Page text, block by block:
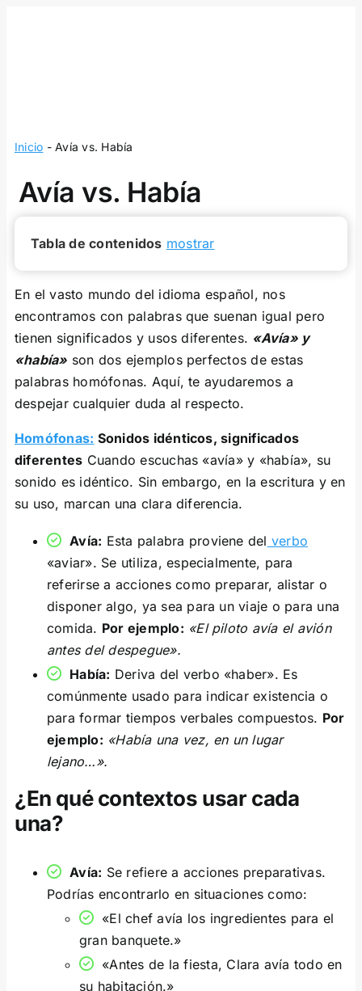
Inicio -Avía vs. Había
Avía vs. Había
Tabla de contenidos mostrar
En el vasto mundo del idioma español, nos
encontramos con palabras que suenan igual pero
tienen significados y usos diferentes. «Avía» y
«había» son dos ejemplos perfectos de estas
palabras homófonas. Aquí, te ayudaremos a
despejar cualquier duda al respecto.
Homófonas: Sonidos idénticos, significados
diferentes Cuando escuchas «avía» y «había», su
sonido es idéntico. Sin embargo, en la escritura y en
su uso, marcan una clara diferencia.
Avía: Esta palabra proviene del verbo
«aviar». Se utiliza, especialmente, para
referirse a acciones como preparar, alistar o
disponer algo, ya sea para un viaje o para una
comida. Por ejemplo: «El piloto avía el avión
antes del despegue».
Había: Deriva del verbo «haber». Es
comúnmente usado para indicar existencia o
para formar tiempos verbales compuestos. Por
ejemplo: «Había una vez, en un lugar
lejano…».
¿En qué contextos usar cada
una?
Avía: Se refiere a acciones preparativas.
Podrías encontrarlo en situaciones como:
«El chef avía los ingredientes para el
gran banquete.»
«Antes de la fiesta, Clara avía todo en
su habitación.»